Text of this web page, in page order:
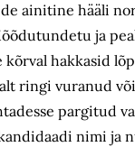
ainitine hääli
ja
kõrval hakkasid
ringi vuranud või
pargitud
nimi ja